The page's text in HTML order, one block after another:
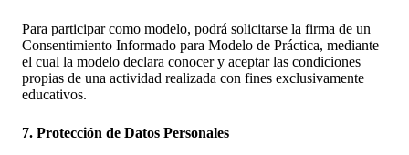
Para participar como modelo, podrá solicitarse la firma de un
Consentimiento Informado para Modelo de Práctica, mediante
el cual la modelo declara conocer y aceptar las condiciones
propias de una actividad realizada con fines exclusivamente
educativos.
7. Protección de Datos Personales